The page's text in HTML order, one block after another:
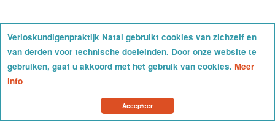
Accepteer
Verloskundigenpraktijk Natal gebruikt cookies van zichzelf en
van derden voor technische doeleinden. Door onze website te
gebruiken, gaat u akkoord met het gebruik van cookies. Meer
info